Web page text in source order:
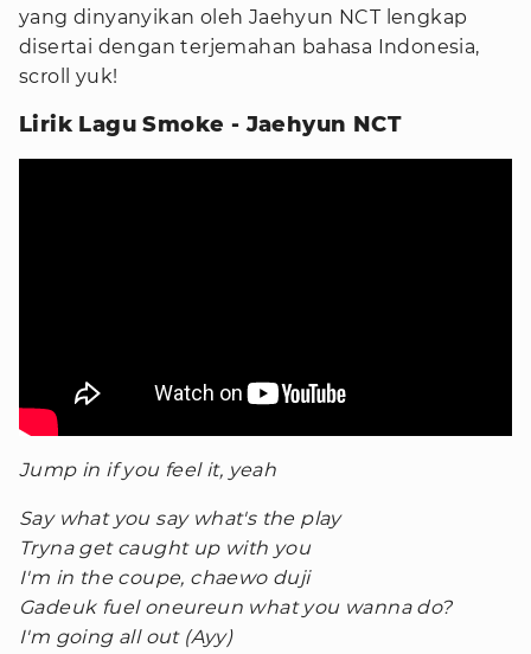
yang dinyanyikan oleh Jaehyun NCT lengkap
disertai dengan terjemahan bahasa Indonesia,
scroll yuk!
Lirik Lagu Smoke - Jaehyun NCT
Jump in if you feel it, yeah
Say what you say what's the play
Tryna get caught up with you
I'm in the coupe, chaewo duji
Gadeuk fuel oneureun what you wanna do?
I'm going all out (Ayy)